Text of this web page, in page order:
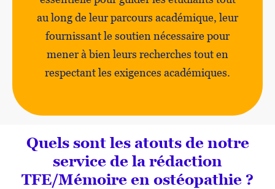
au long de leur parcours académique, leur
fournissant le soutien nécessaire pour
mener à bien leurs recherches tout en
respectant les exigences académiques.
Quels sont les atouts de notre
service de la rédaction
TFE/Mémoire en ostéopathie ?